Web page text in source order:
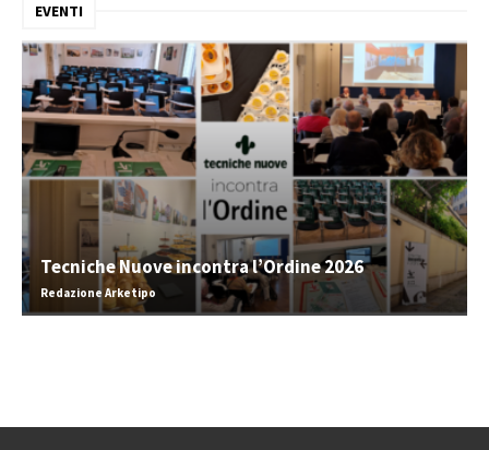
EVENTI
Tecniche Nuove incontra l’Ordine 2026
Redazione Arketipo